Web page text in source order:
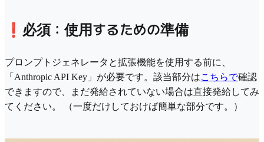
❗️必須：使用するための準備
プロンプトジェネレータと拡張機能を使用する前に、
「Anthropic API Key」が必要です。該当部分はこちらで確認
できますので、まだ発給されていない場合は直接発給してみ
てください。 （一度だけしておけば簡単な部分です。）